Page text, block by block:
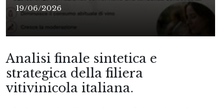
19/06/2026
Analisi finale sintetica e
strategica della filiera
vitivinicola italiana.